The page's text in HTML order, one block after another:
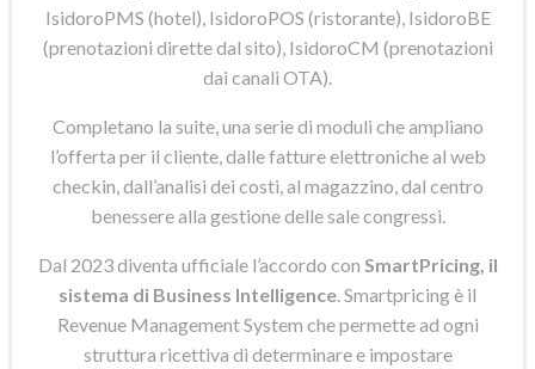
IsidoroPMS (hotel), IsidoroPOS (ristorante), IsidoroBE
(prenotazioni dirette dal sito), IsidoroCM (prenotazioni
dai canali OTA).
Completano la suite, una serie di moduli che ampliano
l’offerta per il cliente, dalle fatture elettroniche al web
checkin, dall’analisi dei costi, al magazzino, dal centro
benessere alla gestione delle sale congressi.
Dal 2023 diventa ufficiale l’accordo con SmartPricing, il
sistema di Business Intelligence . Smartpricing è il
Revenue Management System che permette ad ogni
struttura ricettiva di determinare e impostare